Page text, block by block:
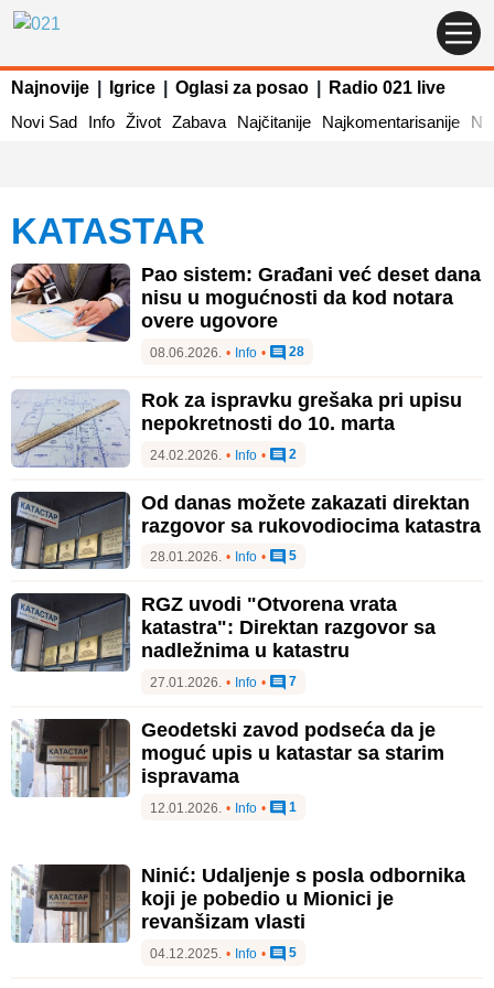
Najnovije Igrice Oglasi za posao
Radio 021 live
Novi Sad
Info Život Zabava Najčitanije Najkomentarisanije
KATASTAR
Pao sistem: Građani već deset dana
nisu u mogućnosti da kod notara
overe ugovore
08.06.2026. • Info • 28
Rok za ispravku grešaka pri upisu
nepokretnosti do 10. marta
24.02.2026. • Info • 2
Od danas možete zakazati direktan
razgovor sa rukovodiocima katastra
28.01.2026. • Info • 5
RGZ uvodi "Otvorena vrata
katastra": Direktan razgovor sa
nadležnima u katastru
27.01.2026. • Info • 7
Geodetski zavod podseća da je
moguć upis u katastar sa starim
ispravama
12.01.2026. • Info • 1
Ninić: Udaljenje s posla odbornika
koji je pobedio u Mionici je
revanšizam vlasti
04.12.2025. • Info • 5